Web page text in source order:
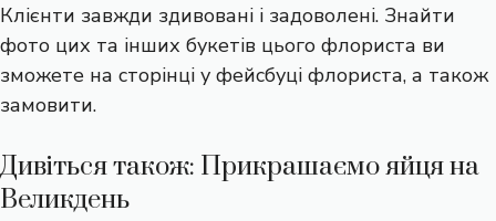
Клієнти завжди здивовані і задоволені. Знайти
фото цих та інших букетів цього флориста ви
зможете на сторінці у фейcбуці флориста, а також
замовити.
Дивіться також: Прикрашаємо яйця на
Великдень